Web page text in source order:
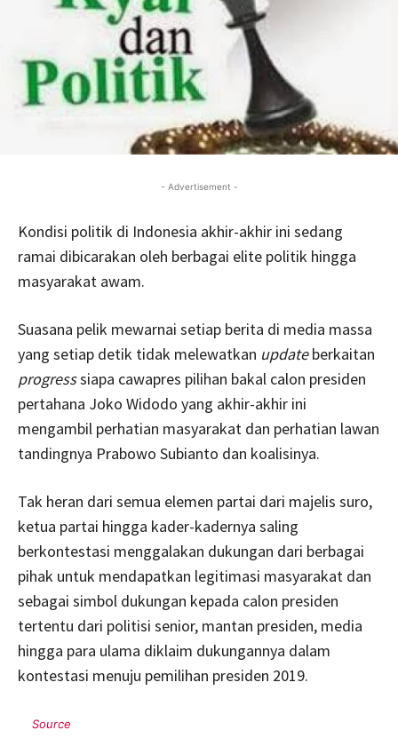
- Advertisement -
Kondisi politik di Indonesia akhir-akhir ini sedang
ramai dibicarakan oleh berbagai elite politik hingga
masyarakat awam.
Suasana pelik mewarnai setiap berita di media massa
yang setiap detik tidak melewatkan updateberkaitan
progresssiapa cawapres pilihan bakal calon presiden
pertahana Joko Widodo yang akhir-akhir ini
mengambil perhatian masyarakat dan perhatian lawan
tandingnya Prabowo Subianto dan koalisinya.
Tak heran dari semua elemen partai dari majelis suro,
ketua partai hingga kader-kadernya saling
berkontestasi menggalakan dukungan dari berbagai
pihak untuk mendapatkan legitimasi masyarakat dan
sebagai simbol dukungan kepada calon presiden
tertentu dari politisi senior, mantan presiden, media
hingga para ulama diklaim dukungannya dalam
kontestasi menuju pemilihan presiden 2019.